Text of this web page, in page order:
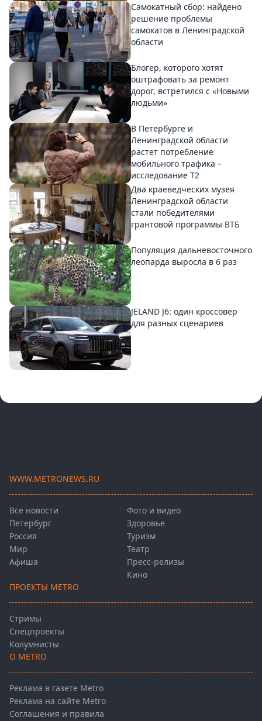
Самокатный сбор: найдено
решение проблемы
самокатов в Ленинградской
области
Блогер, которого хотят
оштрафовать за ремонт
дорог, встретился с «Новыми
людьми»
В Петербурге и
Ленинградской области
растет потребление
мобильного трафика –
исследование T2
Два краеведческих музея
Ленинградской области
стали победителями
грантовой программы ВТБ
Популяция дальневосточного
леопарда выросла в 6 раз
JELAND J6: один кроссовер
для разных сценариев
WWW.METRONEWS.RU
Все новости
Петербург
Россия
Мир
Афиша
Фото и видео
Здоровье
Туризм
Театр
Пресс-релизы
Кино
ПРОЕКТЫ METRO
Стримы
Спецпроекты
Колумнисты
О METRO
Реклама в газете Metro
Реклама на сайте Metro
Соглашения и правила